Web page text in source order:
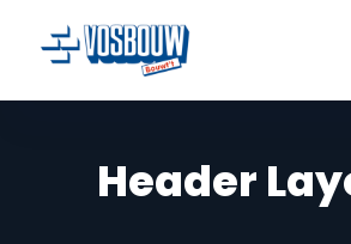
Header